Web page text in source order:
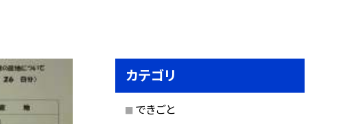
カテゴリ
できごと